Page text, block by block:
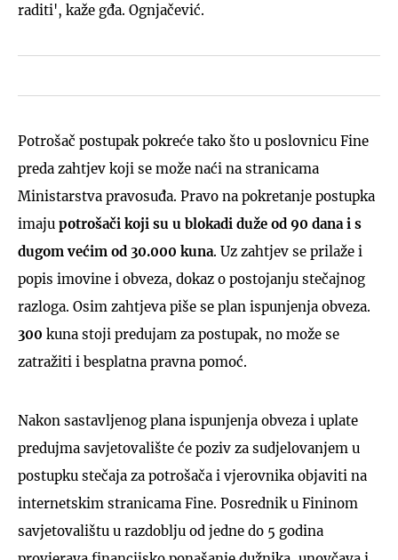
raditi', kaže gđa. Ognjačević.
Potrošač postupak pokreće tako što u poslovnicu Fine
preda zahtjev koji se može naći na stranicama
Ministarstva pravosuđa. Pravo na pokretanje postupka
imaju potrošači koji su u blokadi duže od 90 dana i s
dugom većim od 30.000 kuna. Uz zahtjev se prilaže i
popis imovine i obveza, dokaz o postojanju stečajnog
razloga. Osim zahtjeva piše se plan ispunjenja obveza.
300 kuna stoji predujam za postupak, no može se
zatražiti i besplatna pravna pomoć.
Nakon sastavljenog plana ispunjenja obveza i uplate
predujma savjetovalište će poziv za sudjelovanjem u
postupku stečaja za potrošača i vjerovnika objaviti na
internetskim stranicama Fine. Posrednik u Fininom
savjetovalištu u razdoblju od jedne do 5 godina